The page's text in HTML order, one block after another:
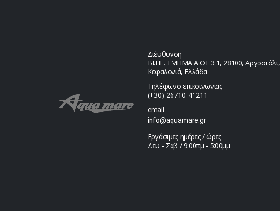
Διέυθυνση
ΒΙ.ΠΕ. ΤΜΗΜΑ Α ΟΤ 3 1, 28100, Αργοστόλι,
Κεφαλονιά, Ελλάδα
Τηλέφωνο επικοινωνίας
(+30) 26710-41211
email
info@aquamare.gr
Εργάσιμες ημέρες / ώρες
Δευ - Σαβ / 9:00πμ - 5:00μμ